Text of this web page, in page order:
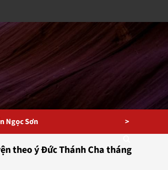
Ngọc Sơn >
theo ý Đức Thánh Cha tháng